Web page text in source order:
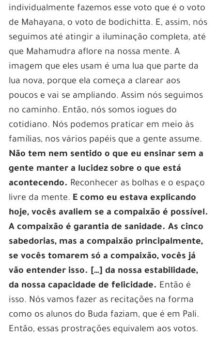
individualmente fazemos esse voto que é o voto
de Mahayana, o voto de bodichitta. E, assim, nós
seguimos até atingir a iluminação completa, até
que Mahamudra aflore na nossa mente. A
imagem que eles usam é uma lua que parte da
lua nova, porque ela começa a clarear aos
poucos e vai se ampliando. Assim nós seguimos
no caminho. Então, nós somos iogues do
cotidiano. Nós podemos praticar em meio às
famílias, nos vários papéis que a gente assume.
Não tem nem sentido o que eu ensinar sem a
gente manter a lucidez sobre o que está
acontecendo. Reconhecer as bolhas e o espaço
livre da mente. E como eu estava explicando
hoje, vocês avaliem se a compaixão é possível.
A compaixão é garantia de sanidade. As cinco
sabedorias, mas a compaixão principalmente,
se vocês tomarem só a compaixão, vocês já
vão entender isso. […] da nossa estabilidade,
da nossa capacidade de felicidade. Então é
isso. Nós vamos fazer as recitações na forma
como os alunos do Buda faziam, que é em Pali.
Então, essas prostrações equivalem aos votos.